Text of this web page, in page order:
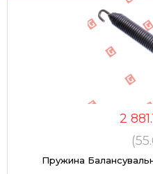
2
Пружина